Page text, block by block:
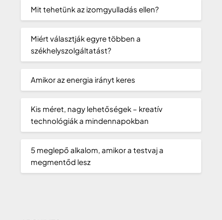
Mit tehetünk az izomgyulladás ellen?
Miért választják egyre többen a
székhelyszolgáltatást?
Amikor az energia irányt keres
Kis méret, nagy lehetőségek – kreatív
technológiák a mindennapokban
5 meglepő alkalom, amikor a testvaj a
megmentőd lesz